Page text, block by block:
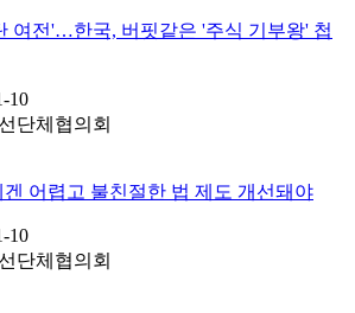
여전'…한국, 버핏같은 '주식 기부왕' 첩
10
단체협의회
어렵고 불친절한 법 제도 개선돼야
10
단체협의회